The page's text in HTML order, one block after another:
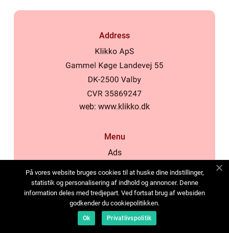
Address
web: www.klikko.dk
Menu
Ads
Cookies
Contact
Sitemap
På vores website bruges cookies til at huske dine indstillinger,
statistik og personalisering af indhold og annoncer. Denne
information deles med tredjepart. Ved fortsat brug af websiden
godkender du cookiepolitikken.
Ok Privatlivspolitik